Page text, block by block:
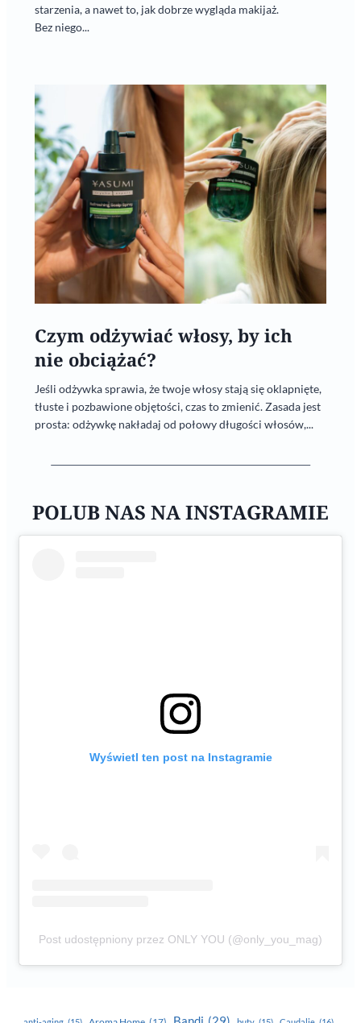
starzenia, a nawet to, jak dobrze wygląda makijaż.
Bez niego...
Czym odżywiać włosy, by ich
nie obciążać?
Jeśli odżywka sprawia, że twoje włosy stają się oklapnięte,
tłuste i pozbawione objętości, czas to zmienić. Zasada jest
prosta: odżywkę nakładaj od połowy długości włosów,...
POLUB NAS NA INSTAGRAMIE
Wyświetl ten post na Instagramie
Post udostępniony przez ONLY YOU (@only_you_mag)